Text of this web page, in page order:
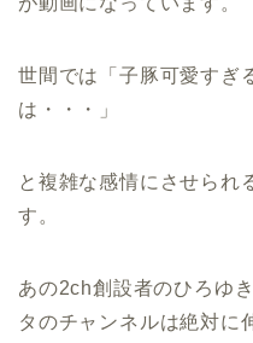
世間では「子豚可愛すぎ
は・・・」
と複雑な感情にさせられ
す。
あの2ch創設者のひろゆ
タのチャンネルは絶対に